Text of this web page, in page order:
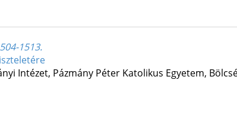
1513.
Intézet, Pázmány Péter Katolikus Egyetem,